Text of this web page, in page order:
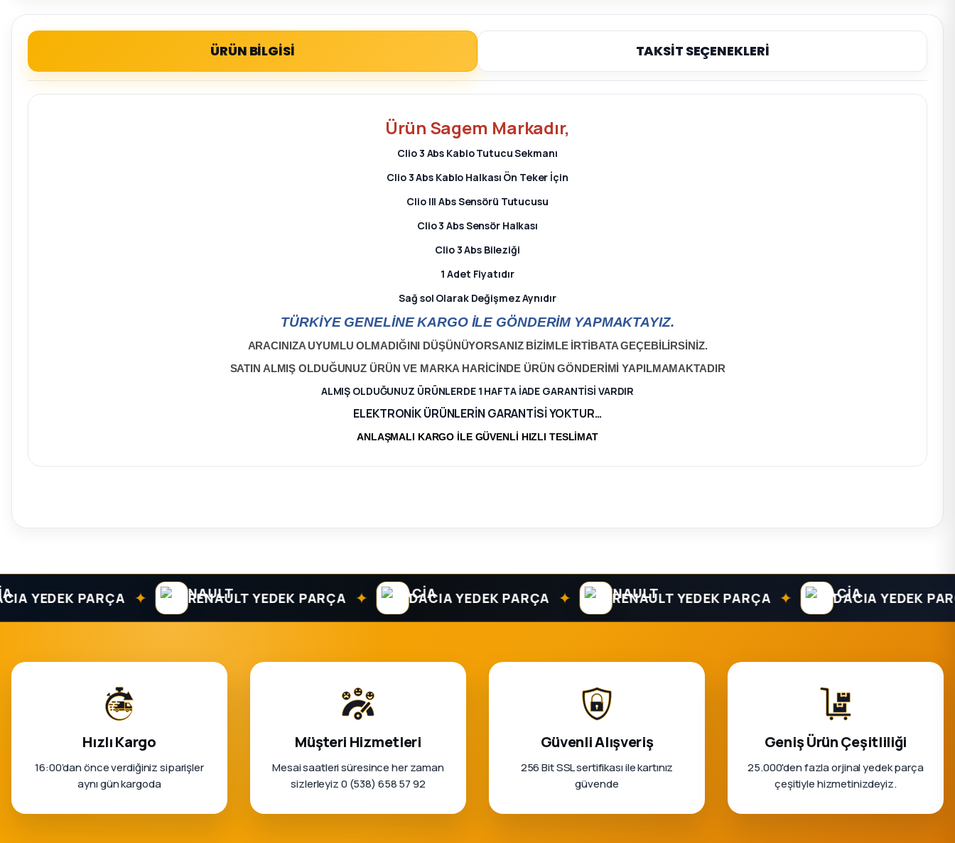
ÜRÜN BİLGİSİ TAKSİT SEÇENEKLERİ
Ürün Sagem Markadır,
Clio 3 Abs Kablo Tutucu Sekmanı
Clio 3Abs Kablo Halkası Ön Teker İçin
Clio III Abs Sensörü Tutucusu
Clio 3Abs Sensör Halkası
Clio 3Abs Bileziği
1 Adet Fiyatıdır
Sağ sol Olarak Değişmez Aynıdır
TÜRKİYE GENELİNE KARGO İLE GÖNDERİM YAPMAKTAYIZ.
ARACINIZA UYUMLU OLMADIĞINI DÜŞÜNÜYORSANIZ BİZİMLE İRTİBATA GEÇEBİLİRSİNİZ.
SATIN ALMIŞ OLDUĞUNUZ ÜRÜN VE MARKA HARİCİNDE ÜRÜN GÖNDERİMİ YAPILMAMAKTADIR
ALMIŞ OLDUĞUNUZ ÜRÜNLERDE 1 HAFTA İADE GARANTİSİ VARDIR
ELEKTRONİK ÜRÜNLERİN GARANTİSİ YOKTUR…
ANLAŞMALI KARGO İLE GÜVENLİ HIZLI TESLİMAT
PARÇA ✦ RENAULT YEDEK PARÇA ✦ DACIA YEDEK PARÇA ✦ RENAULT YEDEK PARÇA ✦ DACIA YEDEK PARÇA
Hızlı Kargo
16:00’dan önce verdiğiniz siparişler
aynı gün kargoda
Müşteri Hizmetleri
Mesai saatleri süresince her zaman
sizlerleyiz 0 (538) 658 57 92
Güvenli Alışveriş
256 Bit SSL sertifikası ile kartınız
güvende
Geniş Ürün Çeşitliliği
25.000'den fazla orjinal yedek parça
çeşitiyle hizmetinizdeyiz.